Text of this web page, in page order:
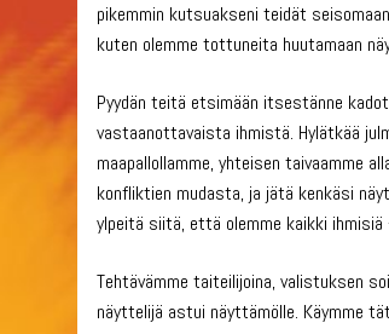
pikemmin kutsuakseni teidät
kuten olemme tottuneita huutamaan
Pyydän teitä etsimään itsestänne
vastaanottavaista ihmistä. Hylätkää
maapallollamme, yhteisen taivaamme
konfliktien mudasta, ja jätä kenkäsi
ylpeitä siitä, että olemme kaikki ihmisiä
Tehtävämme taiteilijoina, valistuksen
näyttelijä astui näyttämölle. Käymme